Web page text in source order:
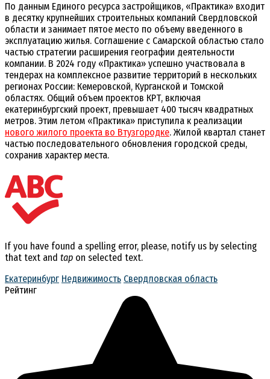
По данным Единого ресурса застройщиков, «Практика» входит
в десятку крупнейших строительных компаний Свердловской
области и занимает пятое место по объему введенного в
эксплуатацию жилья. Соглашение с Самарской областью стало
частью стратегии расширения географии деятельности
компании. В 2024 году «Практика» успешно участвовала в
тендерах на комплексное развитие территорий в нескольких
регионах России: Кемеровской, Курганской и Томской
областях. Общий объем проектов КРТ, включая
екатеринбургский проект, превышает 400 тысяч квадратных
метров. Этим летом «Практика» приступила к реализации
нового жилого проекта во Втузгородке. Жилой квартал станет
частью последовательного обновления городской среды,
сохранив характер места.
If you have found a spelling error, please, notify us by selecting
that text and tap on selected text.
Екатеринбург Недвижимость Свердловская область
Рейтинг